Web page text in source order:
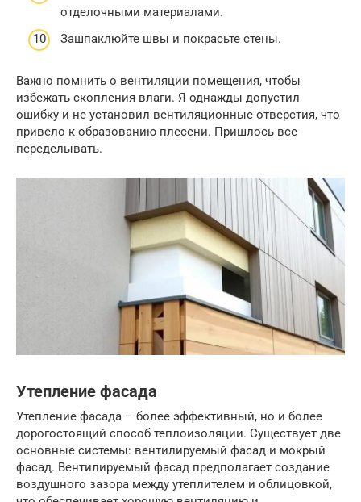
отделочными материалами.
Зашпаклюйте швы и покрасьте стены.
Важно помнить о вентиляции помещения, чтобы
избежать скопления влаги. Я однажды допустил
ошибку и не установил вентиляционные отверстия, что
привело к образованию плесени. Пришлось все
переделывать.
Утепление фасада
Утепление фасада – более эффективный, но и более
дорогостоящий способ теплоизоляции. Существует две
основные системы: вентилируемый фасад и мокрый
фасад. Вентилируемый фасад предполагает создание
воздушного зазора между утеплителем и облицовкой,